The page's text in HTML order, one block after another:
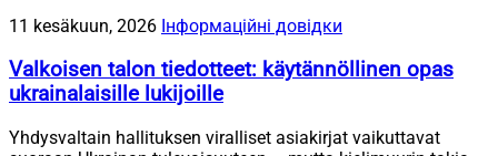
11 kesäkuun, 2026 Інформаційні довідки
Valkoisen talon tiedotteet: käytännöllinen opas
ukrainalaisille lukijoille
Yhdysvaltain hallituksen viralliset asiakirjat vaikuttavat